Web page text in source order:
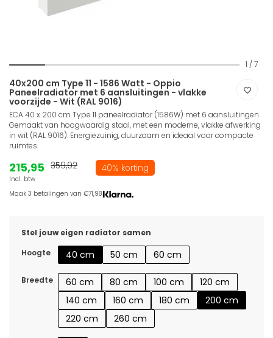
1 / 7
40x200 cm Type 11 - 1586 Watt - Oppio
Paneelradiator met 6 aansluitingen - vlakke
voorzijde - Wit (RAL 9016)
ECA 40 x 200 cm Type 11 paneelradiator (1586W) met 6 aansluitingen.
Gemaakt van hoogwaardig staal, met een moderne, vlakke afwerking
in wit (RAL 9016). Energiezuinig, duurzaam en ideaal voor compacte
ruimtes.
215,95
Incl. btw
359,92 40% korting
Maak 3 betalingen van €71,98.
Stel jouw eigen radiator samen
Hoogte
40 cm 50 cm 60 cm
Breedte 60 cm 80 cm 100 cm
120 cm
140 cm
160 cm 180 cm
200 cm
220 cm
260 cm